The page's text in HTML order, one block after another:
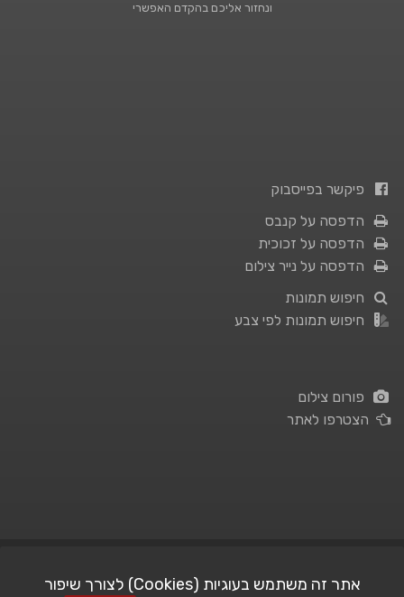
ונחזור אליכם בהקדם האפשרי
פיקשר בפייסבוק
הדפסה על קנבס
הדפסה על זכוכית
הדפסה על נייר צילום
חיפוש תמונות
חיפוש תמונות לפי צבע
פורום צילום
הצטרפו לאתר
אתר זה משתמש בעוגיות (Cookies) לצורך שיפור